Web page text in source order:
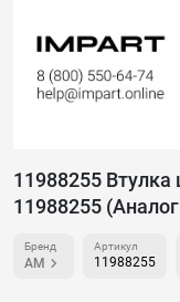
11988255
11988255
Бренд
AM
Артикул
11988255